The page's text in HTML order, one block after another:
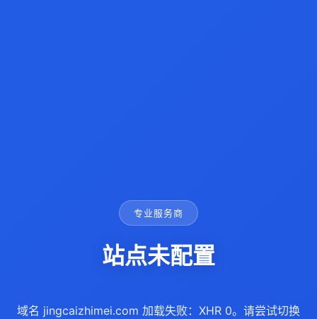
专业服务商
站点未配置
域名 jingcaizhimei.com 加载失败：XHR 0。请尝试切换